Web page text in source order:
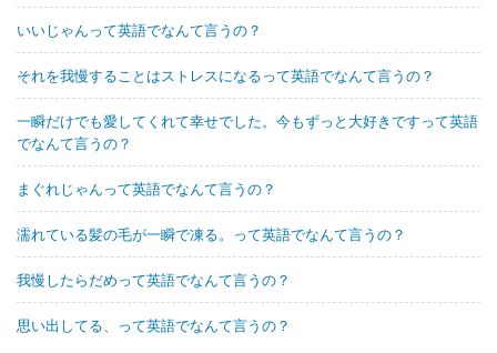
いいじゃんって英語でなんて言うの？
それを我慢することはストレスになるって英語でなんて言うの？
一瞬だけでも愛してくれて幸せでした。今もずっと大好きですって英語
でなんて言うの？
まぐれじゃんって英語でなんて言うの？
濡れている髪の毛が一瞬で凍る。って英語でなんて言うの？
我慢したらだめって英語でなんて言うの？
思い出してる、って英語でなんて言うの？